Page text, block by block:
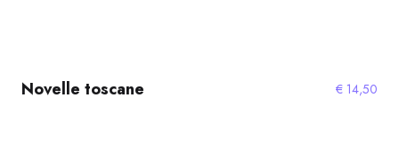
Novelle toscane € 14,50